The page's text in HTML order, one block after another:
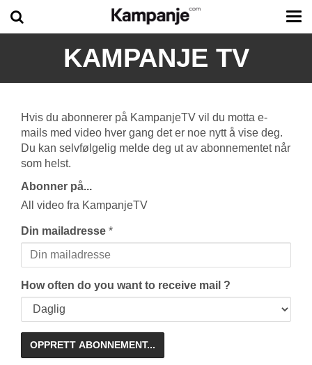
KAMPANJE TV
Hvis du abonnerer på KampanjeTV vil du motta e-
mails med video hver gang det er noe nytt å vise deg.
Du kan selvfølgelig melde deg ut av abonnementet når
som helst.
Abonner på...
All video fra KampanjeTV
Din mailadresse *
How often do you want to receive mail ?